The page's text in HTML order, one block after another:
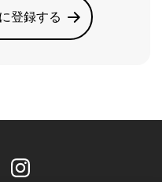
登録する
Instagram